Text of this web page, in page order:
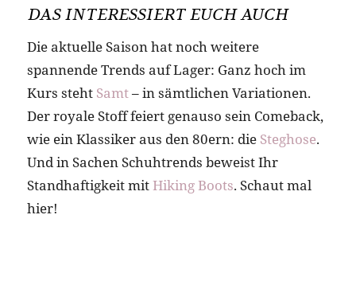
DAS INTERESSIERT EUCH AUCH
Die aktuelle Saison hat noch weitere
spannende Trends auf Lager: Ganz hoch im
Kurs steht Samt– in sämtlichen Variationen.
Der royale Stoff feiert genauso sein Comeback,
wie ein Klassiker aus den 80ern: die Steghose.
Und in Sachen Schuhtrends beweist Ihr
Standhaftigkeit mitHiking Boots. Schaut mal
hier!